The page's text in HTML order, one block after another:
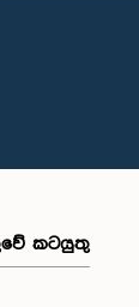
කටයුතු